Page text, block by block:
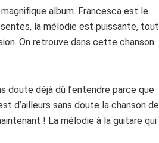
album. Francesca est le
la mélodie est puissante, tout
On retrouve dans cette chanson
doute déjà dû l’entendre parce que
d’ailleurs sans doute la chanson de
! La mélodie à la guitare qui